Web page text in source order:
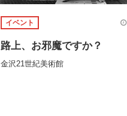
イベント
路上、お邪魔ですか？
金沢21世紀美術館